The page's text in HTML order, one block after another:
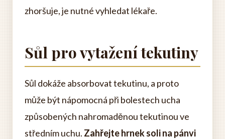
zhoršuje, je nutné vyhledat lékaře.
Sůl pro vytažení tekutiny
Sůl dokáže absorbovat tekutinu, a proto
může být nápomocná při bolestech ucha
způsobených nahromaděnou tekutinou ve
středním uchu. Zahřejte hrnek soli na pánvi